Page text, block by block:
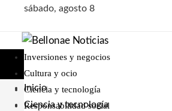
sábado, agosto 8
Inversiones y negocios
Cultura y ocio
Ciencia y tecnología
Responsabilidad social
Inicio
Ciencia y tecnología